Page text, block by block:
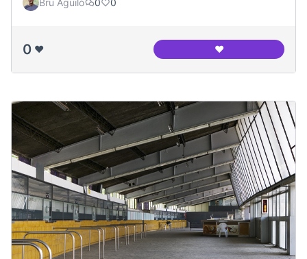
Bru Aguiló 0 0
0 ❤️ ❤️Entrevista al Jesús